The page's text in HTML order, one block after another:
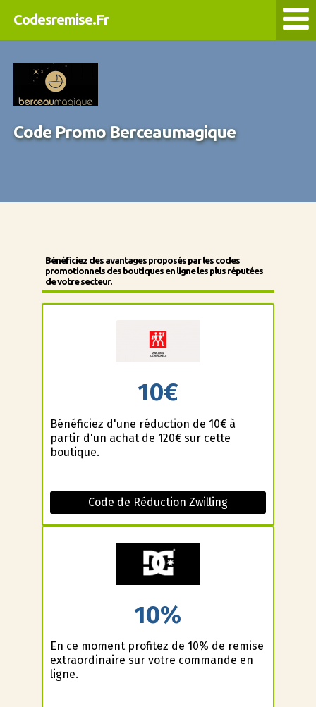
Codesremise.Fr
Code Promo Berceaumagique
Bénéficiez des avantages proposés par les codes
promotionnels des boutiques en ligne les plus réputées
de votre secteur.
10€
Bénéficiez d'une réduction de 10€ à
partir d'un achat de 120€ sur cette
boutique.
Code de Réduction Zwilling
10%
En ce moment profitez de 10% de remise
extraordinaire sur votre commande en
ligne.